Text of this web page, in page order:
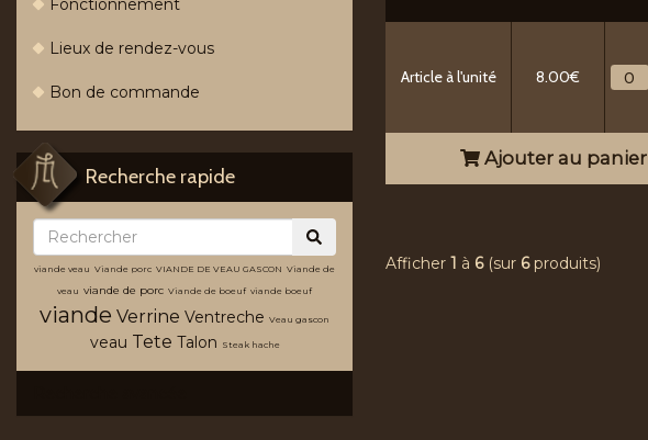
Article à l'unité 8.00€
Ajouter au panier
Afficher 1 à 6(sur 6produits)
Lieux de rendez-vous
Bon de commande
Recherche rapide
viande veau Viande porc VIANDE DE VEAU GASCON Viande de
veau viande de porc Viande de boeuf viande boeuf
viande Verrine Ventreche Veau gascon
veau Tete Talon Steak hache